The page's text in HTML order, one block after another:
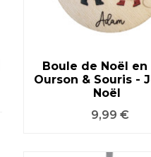
Boule de Noël en
Ourson & Souris -
Noël
Prix
9,99 €
VOIR LE